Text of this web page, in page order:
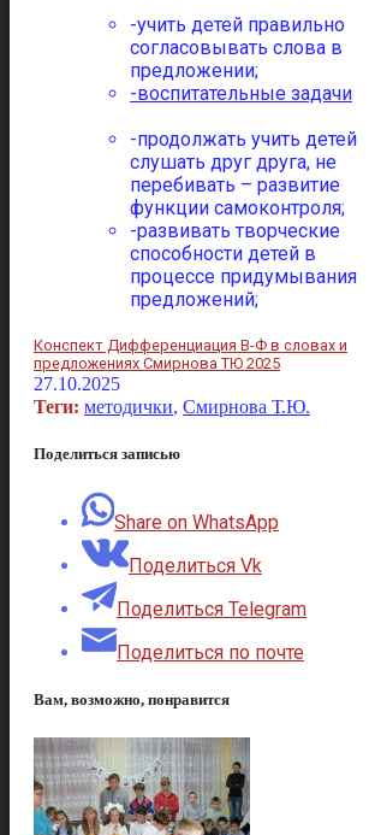
-учить детей правильно
согласовывать слова в
предложении;
-воспитательные задачи
-продолжать учить детей
слушать друг друга, не
перебивать – развитие
функции самоконтроля;
-развивать творческие
способности детей в
процессе придумывания
предложений;
Конспект Дифференциация В-Ф в словах и
предложениях Смирнова ТЮ 2025
27.10.2025
Теги: методички, Смирнова Т.Ю.
Поделиться записью
Share on WhatsApp
Поделиться Vk
Поделиться Telegram
Поделиться по почте
Вам, возможно, понравится